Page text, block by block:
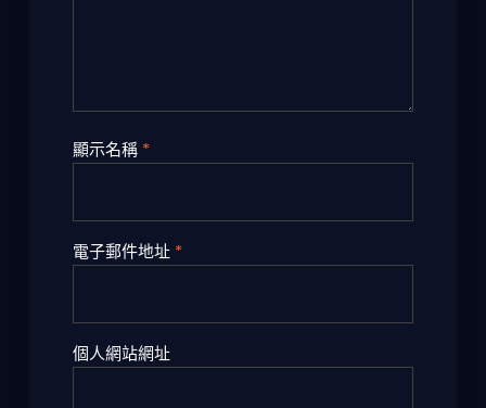
顯示名稱 *
電子郵件地址 *
個人網站網址